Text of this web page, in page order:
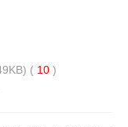
( 10 )